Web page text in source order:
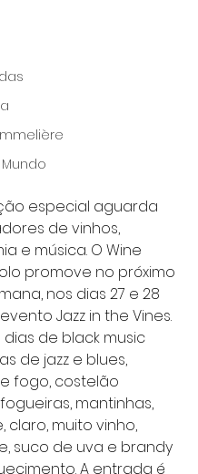
de vinhos,
e música. O Wine
promove no próximo
nos dias 27 e 28
Jazz in the Vines.
dias de black music
de jazz e blues,
fogo, costelão
mantinhas,
claro, muito vinho,
suco de uva e brandy
A entrada é